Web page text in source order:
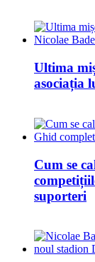
Ultima
asociația
Cum se
suporteri